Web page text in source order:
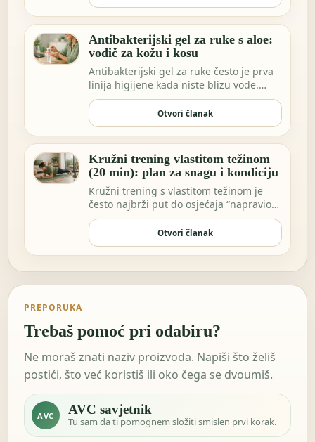
Antibakterijski gel za ruke s aloe:
vodič za kožu i kosu
Antibakterijski gel za ruke često je prva
linija higijene kada niste blizu vode.
Možda …
Otvori članak
Kružni trening vlastitom težinom
(20 min): plan za snagu i kondiciju
Kružni trening s vlastitom težinom je
često najbrži put do osjećaja “napravio
sam nešto…
Otvori članak
PREPORUKA
Trebaš pomoć pri odabiru?
Ne moraš znati naziv proizvoda. Napiši što želiš
postići, što već koristiš ili oko čega se dvoumiš.
AVC AVC savjetnik
Tu sam da ti pomognem složiti smislen prvi korak.